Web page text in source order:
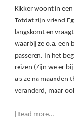
Kikker woont in
Totdat zijn vriend
langskomt en
waarbij ze o.a. een
passeren. In het
reizen (Zijn we er
als ze na maanden
veranderd, maar
[Read more…]